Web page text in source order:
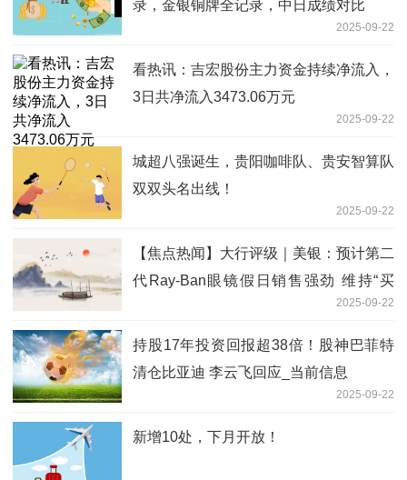
录，金银铜牌全记录，中日成绩对比
2025-09-22
看热讯：吉宏股份主力资金持续净流入，
3日共净流入3473.06万元
2025-09-22
城超八强诞生，贵阳咖啡队、贵安智算队
双双头名出线！
2025-09-22
【焦点热闻】大行评级｜美银：预计第二
代Ray-Ban眼镜假日销售强劲 维持“买
2025-09-22
持股17年投资回报超38倍！股神巴菲特
清仓比亚迪 李云飞回应_当前信息
2025-09-22
新增10处，下月开放！